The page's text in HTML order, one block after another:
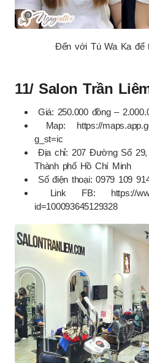
Đến với Tú Wa Ka để
11/ Salon Trần
Giá: 250.000 đồng –
Map: https://
g_st=ic
Địa chỉ: 207 Đường Số
Thành phố Hồ Chí Minh
Số điện thoại: 0979 109
Link FB: https://
id=100093645129328